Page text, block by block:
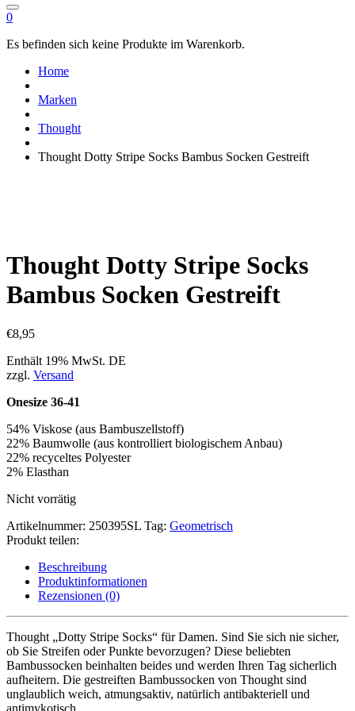
0
Es befinden sich keine Produkte im Warenkorb.
Home
Marken
Thought
Thought Dotty Stripe Socks Bambus Socken Gestreift
Thought Dotty Stripe Socks
Bambus Socken Gestreift
€8,95
Enthält 19% MwSt. DE
zzgl. Versand
Onesize 36-41
54% Viskose (aus Bambuszellstoff)
22% Baumwolle (aus kontrolliert biologischem Anbau)
22% recyceltes Polyester
2% Elasthan
Nicht vorrätig
Artikelnummer: 250395SL Tag: Geometrisch
Produkt teilen:
Beschreibung
Produktinformationen
Rezensionen (0)
Thought „Dotty Stripe Socks“ für Damen. Sind Sie sich nie sicher,
ob Sie Streifen oder Punkte bevorzugen? Diese beliebten
Bambussocken beinhalten beides und werden Ihren Tag sicherlich
aufheitern. Die gestreiften Bambussocken von Thought sind
unglaublich weich, atmungsaktiv, natürlich antibakteriell und
antimykotisch.